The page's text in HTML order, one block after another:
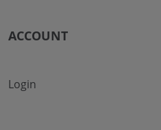
ACCOUNT
Login